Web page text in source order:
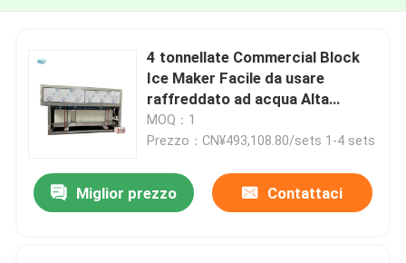
4 tonnellate Commercial Block
Ice Maker Facile da usare
raffreddato ad acqua Alta
velocità
MOQ：1
Prezzo：CN¥493,108.80/sets 1-4 sets
Miglior prezzo Contattaci